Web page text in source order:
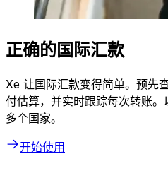
正确的国际汇款
Xe 让国际汇款变得简单。预先
付估算，并实时跟踪每次转账
多个国家。
开始使用